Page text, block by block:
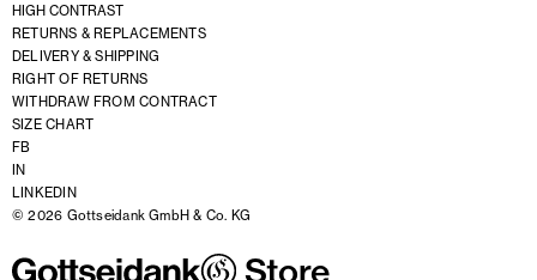
HIGH CONTRAST
RETURNS & REPLACEMENTS
DELIVERY & SHIPPING
RIGHT OF RETURNS
WITHDRAW FROM CONTRACT
SIZE CHART
FB
IN
LINKEDIN
© 2026 Gottseidank GmbH & Co. KG
Store